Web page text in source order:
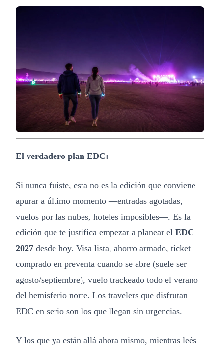
El verdadero plan EDC:
Si nunca fuiste, esta no es la edición que conviene
apurar a último momento —entradas agotadas,
vuelos por las nubes, hoteles imposibles—. Es la
edición que te justifica empezar a planear el EDC
2027 desde hoy. Visa lista, ahorro armado, ticket
comprado en preventa cuando se abre (suele ser
agosto/septiembre), vuelo trackeado todo el verano
del hemisferio norte. Los travelers que disfrutan
EDC en serio son los que llegan sin urgencias.
Y los que ya están allá ahora mismo, mientras leés